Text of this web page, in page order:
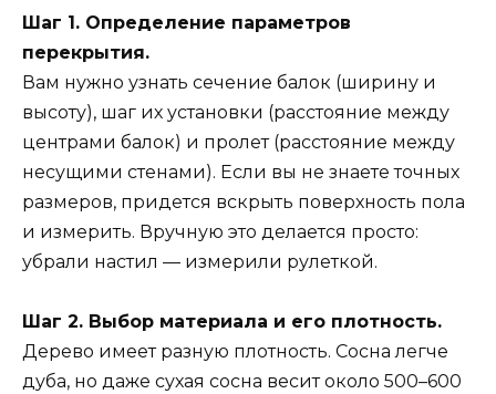
Шаг 1. Определение параметров
перекрытия.
Вам нужно узнать сечение балок (ширину и
высоту), шаг их установки (расстояние между
центрами балок) и пролет (расстояние между
несущими стенами). Если вы не знаете точных
размеров, придется вскрыть поверхность пола
и измерить. Вручную это делается просто:
убрали настил — измерили рулеткой.
Шаг 2. Выбор материала и его плотность.
Дерево имеет разную плотность. Сосна легче
дуба, но даже сухая сосна весит около 500–600